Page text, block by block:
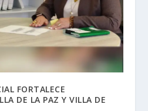
FORTALECE
DE LA PAZ Y VILLA DE